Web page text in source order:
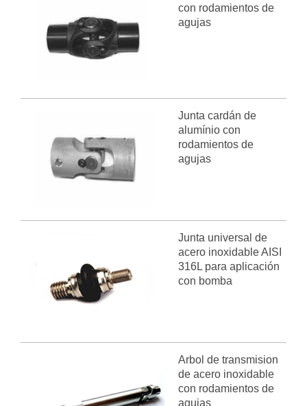
con rodamientos de
agujas
Junta cardán de
alumínio con
rodamientos de
agujas
Junta universal de
acero inoxidable AISI
316L para aplicación
con bomba
Arbol de transmision
de acero inoxidable
con rodamientos de
agujas